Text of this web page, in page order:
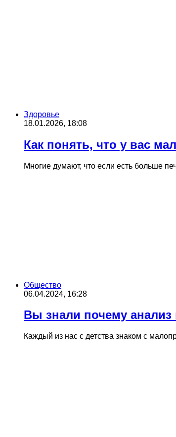
Здоровье
18.01.2026, 18:08
Как понять, что у вас
Многие думают, что если есть больше
Общество
06.04.2024, 16:28
Вы знали почему
Каждый из нас с детства знаком с